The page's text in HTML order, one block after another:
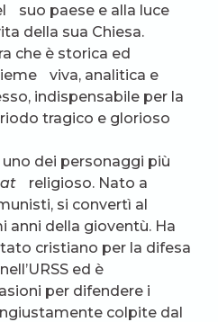
suo paese e alla luce
della sua Chiesa.
che è storica ed
viva, analitica e
indispensabile per la
tragico e glorioso
uno dei personaggi più
religioso. Nato a
si convertì al
anni della gioventù. Ha
cristiano per la difesa
ed è
per difendere i
colpite dal